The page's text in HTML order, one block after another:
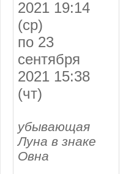
2021 19:14
(ср)
по 23
сентября
2021 15:38
(чт)
убывающая
Луна в знаке
Овна